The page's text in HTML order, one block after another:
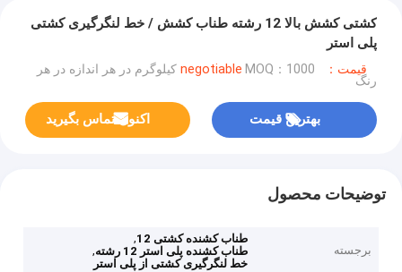
کشتی کشش بالا 12 رشته طناب کشش / خط لنگرگیری کشتی
پلی استر
قیمت：negotiable MOQ：1000 کیلوگرم در هر اندازه در هر
رنگ
بهترین قیمت اکنون تماس بگیرید
توضیحات محصول
برجسته
طناب کشنده کشتی 12
,
طناب کشنده پلی استر 12 رشته
,
خط لنگرگیری کشتی از پلی استر